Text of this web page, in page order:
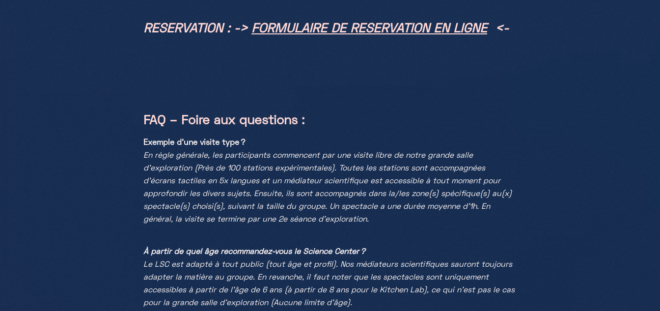
RESERVATION : -> FORMULAIRE DE RESERVATION EN LIGNE<-
FAQ – Foire aux questions :
Exemple d’une visite type ?
En règle générale, les participants commencent par une visite libre de notre grande salle
d’exploration (Près de 100 stations expérimentales). Toutes les stations sont accompagnées
d’écrans tactiles en 5x langues et un médiateur scientifique est accessible à tout moment pour
approfondir les divers sujets. Ensuite, ils sont accompagnés dans la/les zone(s) spécifique(s) au(x)
spectacle(s) choisi(s), suivant la taille du groupe. Un spectacle a une durée moyenne d’1h. En
général, la visite se termine par une 2e séance d’exploration.
À partir de quel âge recommandez-vous le Science Center ?
Le LSC est adapté à tout public (tout âge et profil). Nos médiateurs scientifiques sauront toujours
adapter la matière au groupe. En revanche, il faut noter que les spectacles sont uniquement
accessibles à partir de l’âge de 6 ans (à partir de 8 ans pour le Kitchen Lab), ce qui n’est pas le cas
pour la grande salle d’exploration (Aucune limite d’âge).